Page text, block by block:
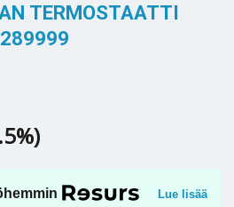
TERMOSTAATTI
Lue lisää